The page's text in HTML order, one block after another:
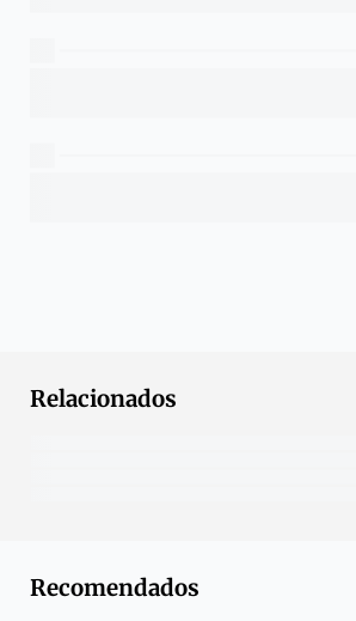
Relacionados
Recomendados